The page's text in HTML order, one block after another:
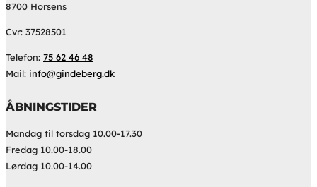
8700 Horsens
Cvr: 37528501
Telefon: 75 62 46 48
Mail: info@gindeberg.dk
ÅBNINGSTIDER
Mandag til torsdag 10.00-17.30
Fredag 10.00-18.00
Lørdag 10.00-14.00